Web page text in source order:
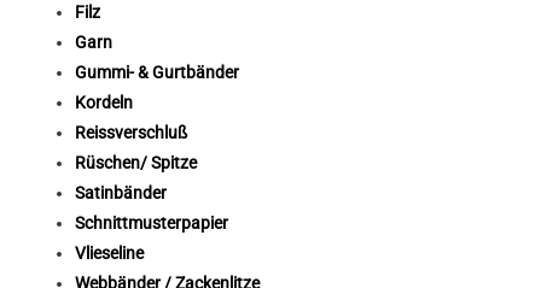
Filz
Garn
Gummi- & Gurtbänder
Kordeln
Reissverschluß
Rüschen/ Spitze
Satinbänder
Schnittmusterpapier
Vlieseline
Webbänder / Zackenlitze